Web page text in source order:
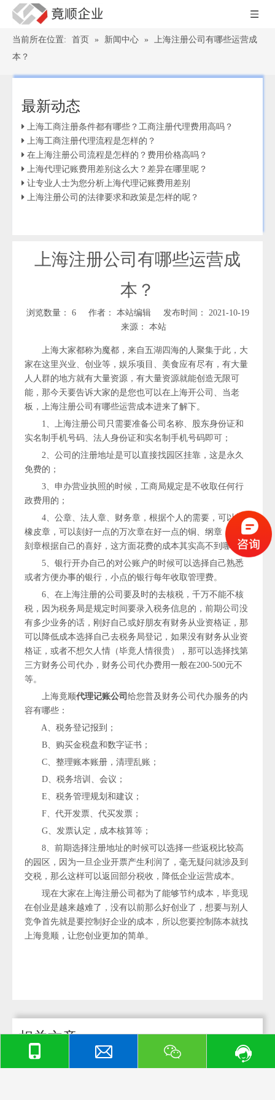
当前所在位置: 首页 » 新闻中心 »
上海注册公司有哪些运营成
本？
最新动态
上海工商注册条件都有哪些？工商注册代理费用高吗？
上海工商注册代理流程是怎样的？
在上海注册公司流程是怎样的？费用价格高吗？
上海代理记账费用差别这么大？差异在哪里呢？
让专业人士为您分析上海代理记账费用差别
上海注册公司的法律要求和政策是怎样的呢？
上海注册公司有哪些运营成
本？
浏览数量： 6作者： 本站编辑 发布时间： 2021-10-19
来源： 本站
上海大家都称为魔都，来自五湖四海的人聚集于此，大
家在这里兴业、创业等，娱乐项目、美食应有尽有，有大量
人人群的地方就有大量资源，有大量资源就能创造无限可
能，那今天要告诉大家的是您也可以在上海开公司、当老
板，上海注册公司有哪些运营成本进来了解下。
1、上海注册公司只需要准备公司名称、股东身份证和
实名制手机号码、法人身份证和实名制手机号码即可；
2、公司的注册地址是可以直接找园区挂靠，这是永久
免费的；
3、申办营业执照的时候，工商局规定是不收取任何行
政费用的；
4、公章、法人章、财务章，根据个人的需要，可以刻
橡皮章，可以刻好一点的万次章在好一点的铜、纲章，这个
刻章根据自己的喜好，这方面花费的成本其实高不到哪去；
5、银行开办自己的对公账户的时候可以选择自己熟悉
或者方便办事的银行，小点的银行每年收取管理费。
6、在上海注册的公司要及时的去核税，千万不能不核
税，因为税务局是规定时间要录入税务信息的，前期公司没
有多少业务的话，刚好自己或好朋友有财务从业资格证，那
可以降低成本选择自己去税务局登记，如果没有财务从业资
格证，或者不想欠人情（毕竟人情很贵），那可以选择找第
三方财务公司代办，财务公司代办费用一般在200-500元不
等。
上海竟顺代理记账公司 给您普及财务公司代办服务的内
容有哪些：
A、税务登记报到；
B、购买金税盘和数字证书；
C、整理账本账册，清理乱账；
D、税务培训、会议；
E、税务管理规划和建议；
F、代开发票、代买发票；
G、发票认定，成本核算等；
8、前期选择注册地址的时候可以选择一些返税比较高
的园区，因为一旦企业开票产生利润了，毫无疑问就涉及到
交税，那么这样可以返回部分税收，降低企业运营成本。
现在大家在上海注册公司都为了能够节约成本，毕竟现
在创业是越来越难了，没有以前那么好创业了，想要与别人
竞争首先就是要控制好企业的成本，所以您要控制陈本就找
上海竟顺，让您创业更加的简单。
相关文章